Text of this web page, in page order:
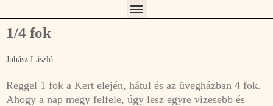
1/4 fok
Juhász László
Reggel 1 fok a Kert elején, hátul és az üvegházban 4 fok.
Ahogy a nap megy felfele, úgy lesz egyre vizesebb és